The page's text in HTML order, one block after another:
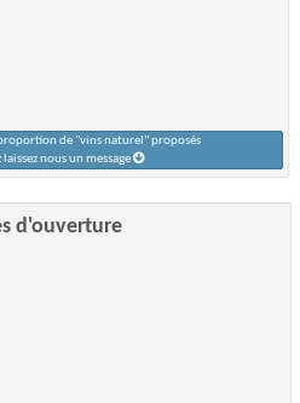
proportion de "vins naturel" proposés
laissez nous un message
d'ouverture